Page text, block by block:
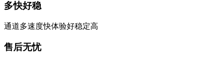
多快好稳
通道多速度快体验好稳定高
售后无忧